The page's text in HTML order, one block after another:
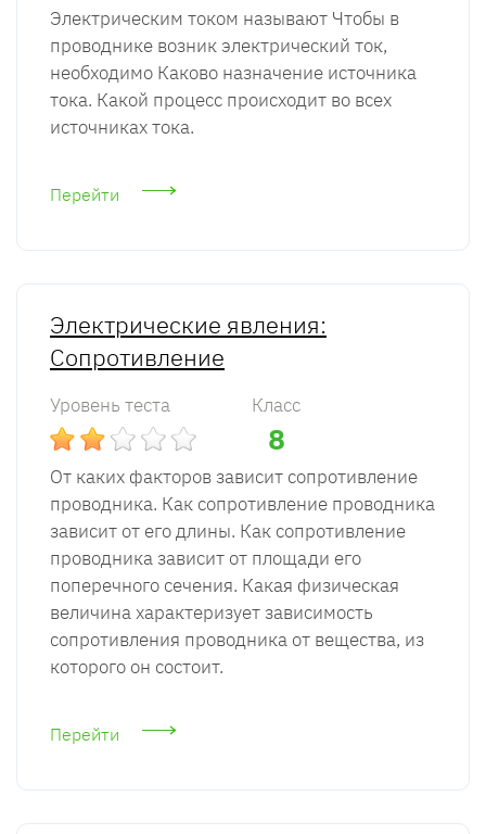
Электрическим током называют Чтобы в
проводнике возник электрический ток,
необходимо Каково назначение источника
тока. Какой процесс происходит во всех
источниках тока.
Перейти
Электрические явления:
Сопротивление
Уровень теста Класс
8
От каких факторов зависит сопротивление
проводника. Как сопротивление проводника
зависит от его длины. Как сопротивление
проводника зависит от площади его
поперечного сечения. Какая физическая
величина характеризует зависимость
сопротивления проводника от вещества, из
которого он состоит.
Перейти